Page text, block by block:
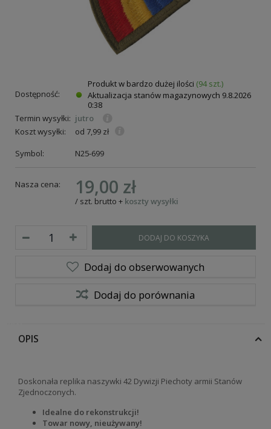
Dostępność:
Produkt w bardzo dużej ilości (94 szt.)
Aktualizacja stanów magazynowych 9.8.2026
0:38
Termin wysyłki: jutro
Koszt wysyłki:
od 7,99 zł
Symbol:
N25-699
Nasza cena: 19,00 zł
/ szt. brutto + koszty wysyłki
DODAJ DO KOSZYKA
Dodaj do obserwowanych
Dodaj do porównania
OPIS
Doskonała replika naszywki 42 Dywizji Piechoty armii Stanów
Zjednoczonych.
Idealne do rekonstrukcji!
Towar nowy, nieużywany!